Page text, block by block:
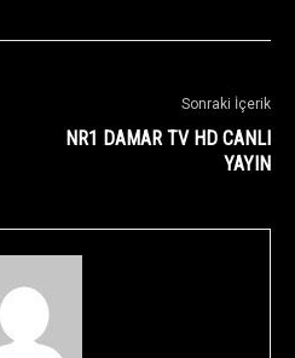
Sonraki İçerik
NR1 DAMAR TV HD CANLI
YAYIN